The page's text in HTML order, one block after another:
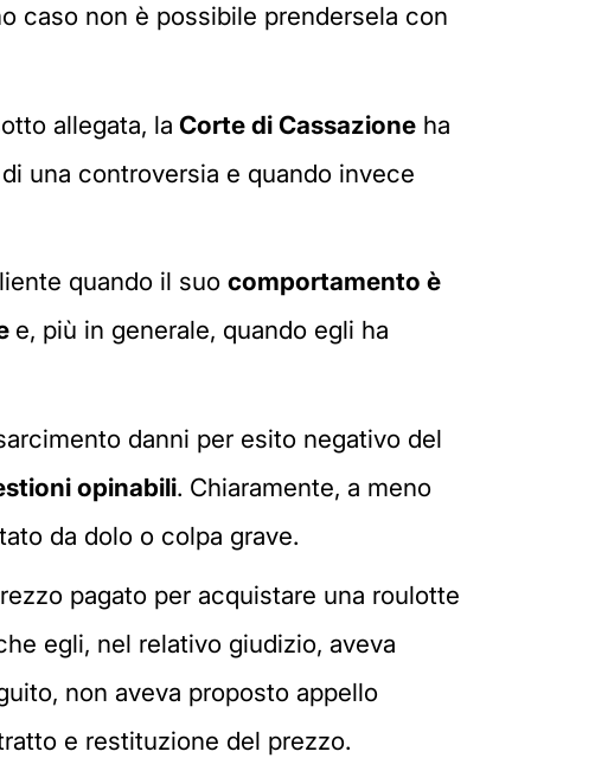
caso non è possibile prendersela con
allegata, la Corte di Cassazione ha
di una controversia e quando invece
quando il suo comportamento è
e, più in generale, quando egli ha
danni per esito negativo del
opinabili. Chiaramente, a meno
da dolo o colpa grave.
pagato per acquistare una roulotte
egli, nel relativo giudizio, aveva
non aveva proposto appello
e restituzione del prezzo.